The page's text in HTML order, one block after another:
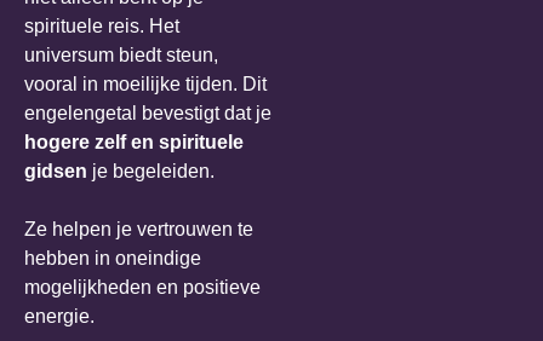
spirituele reis. Het
universum biedt steun,
vooral in moeilijke tijden. Dit
engelengetal bevestigt dat je
hogere zelf en spirituele
gidsen je begeleiden.
Ze helpen je vertrouwen te
hebben in oneindige
mogelijkheden en positieve
energie.